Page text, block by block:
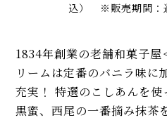
込） ※販売期間
1834年創業の老舗和菓子屋
リームは定番のバニラ味に
充実！ 特選のこしあんを使
黒蜜、西尾の一番摘み抹茶